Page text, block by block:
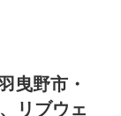
曳野市・
リブウェ